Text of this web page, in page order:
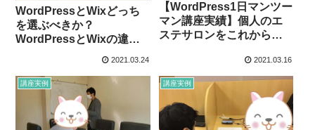
WordPressとWixどっち
を選ぶべきか？
WordPressとWixの違い
2021.03.24
【WordPress1日マンツー
マン講座実績】個人のエ
ステサロンをこれから始
2021.03.16
講座実例 講座実例